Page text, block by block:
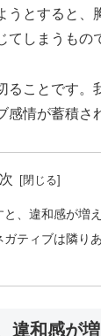
うとすると、
てしまうもの
ることです。
情が蓄積さ
、違和感が増
ガティブは隣り
違和感が増